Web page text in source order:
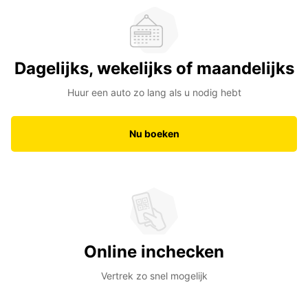
Dagelijks, wekelijks of maandelijks
Huur een auto zo lang als u nodig hebt
Nu boeken
Online inchecken
Vertrek zo snel mogelijk